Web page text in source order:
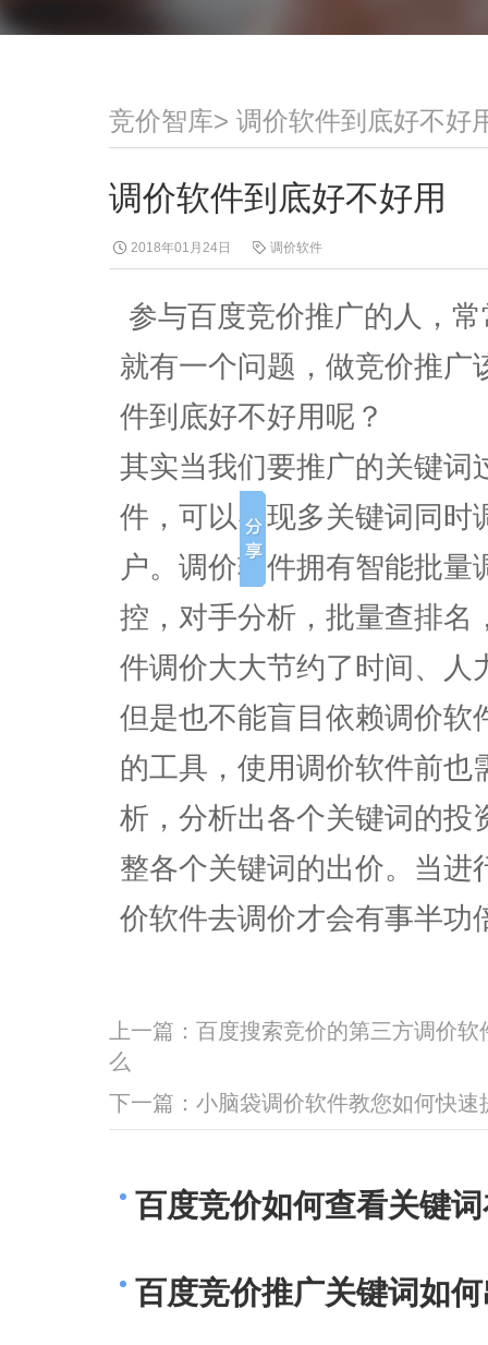
竞价智库> 调价软件到底好不好
调价软件到底好不好用
2018年01月24日 调价软件
参与百度竞价推广的人，
就有一个问题，做竞价推广
件到底好不好用呢？
其实当我们要推广的关键词
件，可以实现多关键词同时
户。调价软件拥有智能批
控，对手分析，批量查排名
件调价大大节约了时间、人
但是也不能盲目依赖调价软
的工具，使用调价软件前也
析，分析出各个关键词的投
整各个关键词的出价。当进
价软件去调价才会有事半功
上一篇： 百度搜索竞价的第三方调价
么
下一篇： 小脑袋调价软件教您如何快
百度竞价如何查看关键
百度竞价推广关键词如